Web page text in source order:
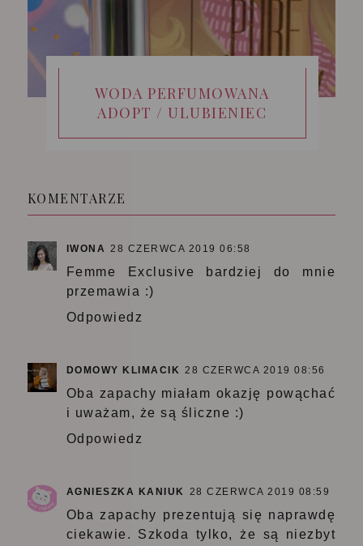
WODA PERFUMOWANA
ADOPT / ULUBIENIEC
KOMENTARZE
IWONA 28 CZERWCA 2019 06:58
Femme Exclusive bardziej do mnie
przemawia :)
Odpowiedz
DOMOWY KLIMACIK 28 CZERWCA 2019 08:56
Oba zapachy miałam okazję powąchać
i uważam, że są śliczne :)
Odpowiedz
AGNIESZKA KANIUK 28 CZERWCA 2019 08:59
Oba zapachy prezentują się naprawdę
ciekawie. Szkoda tylko, że są niezbyt